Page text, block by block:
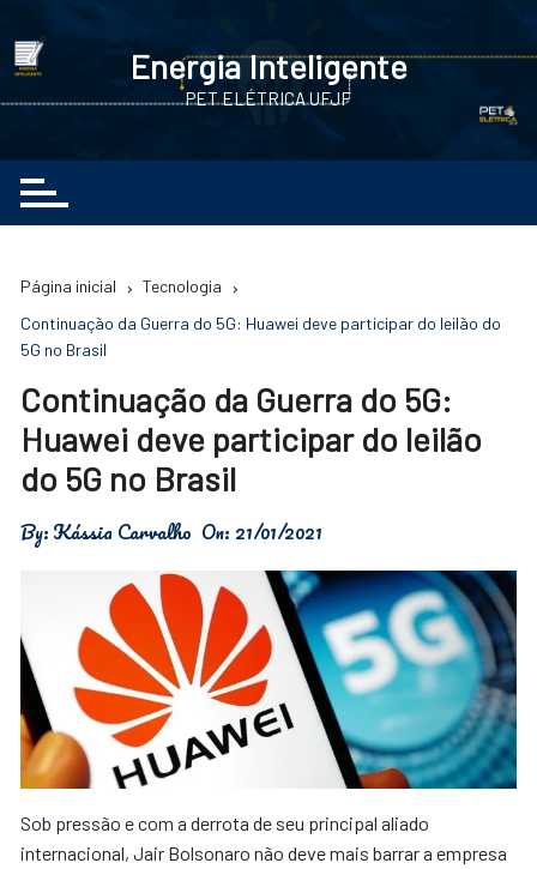
para
conteúdo
Energia Inteligente
PET ELÉTRICA UFJF
Página inicial
Tecnologia
Continuação da Guerra do 5G: Huawei deve participar do leilão do
5G no Brasil
Continuação da Guerra do 5G:
Huawei deve participar do leilão
do 5G no Brasil
By:Kássia Carvalho On: 21/01/2021
Sob pressão e com a derrota de seu principal aliado
internacional, Jair Bolsonaro não deve mais barrar a empresa